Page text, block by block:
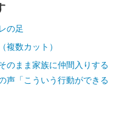
の足
複数カット）
のまま家族に仲間入りする
声「こういう行動ができる